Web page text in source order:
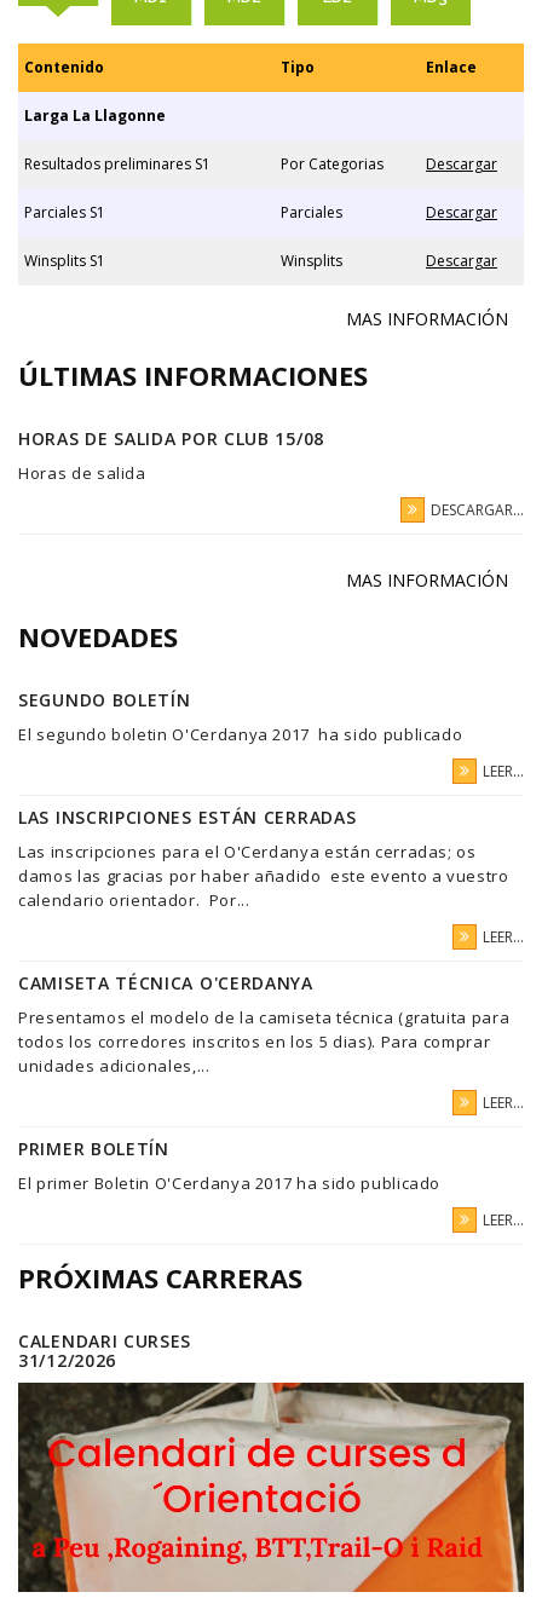
Contenido Tipo Enlace
Larga La Llagonne
Resultados preliminares S1 Por Categorias Descargar
Parciales S1 Parciales Descargar
Winsplits S1 Winsplits Descargar
MAS INFORMACIÓN
ÚLTIMAS INFORMACIONES
HORAS DE SALIDA POR CLUB 15/08
Horas de salida
DESCARGAR...
MAS INFORMACIÓN
NOVEDADES
SEGUNDO BOLETÍN
El segundo boletin O'Cerdanya 2017 ha sido publicado
LEER...
LAS INSCRIPCIONES ESTÁN CERRADAS
Las inscripciones para el O'Cerdanya están cerradas; os
damos las gracias por haber añadido este evento a vuestro
calendario orientador. Por...
LEER...
CAMISETA TÉCNICA O'CERDANYA
Presentamos el modelo de la camiseta técnica (gratuita para
todos los corredores inscritos en los 5 dias). Para comprar
unidades adicionales,...
LEER...
PRIMER BOLETÍN
El primer Boletin O'Cerdanya 2017 ha sido publicado
LEER...
PRÓXIMAS CARRERAS
CALENDARI CURSES
31/12/2026